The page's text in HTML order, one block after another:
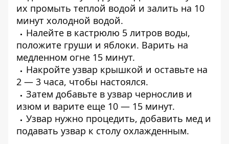
их промыть теплой водой и залить на 10
минут холодной водой.
Налейте в кастрюлю 5 литров воды,
положите груши и яблоки. Варить на
медленном огне 15 минут.
Накройте узвар крышкой и оставьте на
2 — 3 часа, чтобы настоялся.
Затем добавьте в узвар чернослив и
изюм и варите еще 10 — 15 минут.
Узвар нужно процедить, добавить мед и
подавать узвар к столу охлажденным.